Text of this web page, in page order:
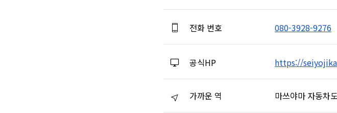
전화 번호 080-3928-9276
공식HP https://
가까운 역 마쓰야마 자동차